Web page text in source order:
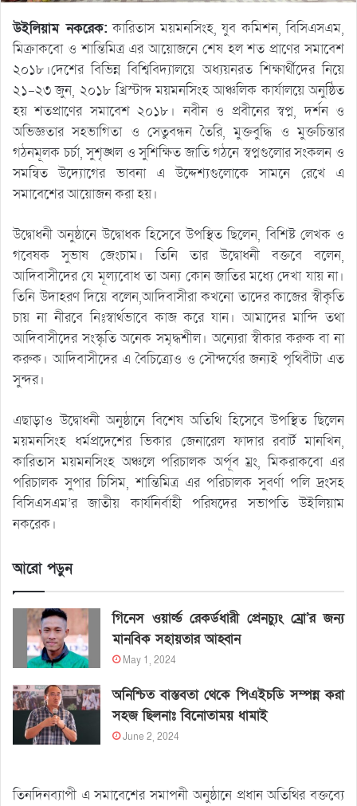
উইলিয়াম নকরেক: কারিতাস ময়মনসিংহ, যুব কমিশন, বিসিএসএম,
মিক্রাকবো ও শান্তিমিত্র এর আয়োজনে শেষ হল শত প্রাণের সমাবেশ
২০১৮।দেশের বিভিন্ন বিশ্বিবিদ্যালয়ে অধ্যয়নরত শিক্ষার্থীদের নিয়ে
২১-২৩ জুন, ২০১৮ খ্রিস্টাব্দ ময়মনসিংহ আঞ্চলিক কার্যালয়ে অনুষ্ঠিত
হয় শতপ্রাণের সমাবেশ ২০১৮। নবীন ও প্রবীনের স্বপ্ন, দর্শন ও
অভিজ্ঞতার সহভাগিতা ও সেতুবন্ধন তৈরি, মুক্তবুদ্ধি ও মুক্তচিন্তার
গঠনমূলক চর্চা, সুশৃঙ্খল ও সুশিক্ষিত জাতি গঠনে স্বপ্নগুলোর সংকলন ও
সমন্বিত উদ্যোগের ভাবনা এ উদ্দেশ্যগুলোকে সামনে রেখে এ
সমাবেশের আয়োজন করা হয়।
উদ্বোধনী অনুষ্ঠানে উদ্বোধক হিসেবে উপস্থিত ছিলেন, বিশিষ্ট লেখক ও
গবেষক সুভাষ জেংচাম। তিনি তার উদ্বোধনী বক্তবে বলেন,
আদিবাসীদের যে মূল্যবোধ তা অন্য কোন জাতির মধ্যে দেখা যায় না।
তিনি উদাহরণ দিয়ে বলেন,আদিবাসীরা কখনো তাদের কাজের স্বীকৃতি
চায় না নীরবে নিঃস্বার্থভাবে কাজ করে যান। আমাদের মান্দি তথা
আদিবাসীদের সংস্কৃতি অনেক সমৃদ্ধশীল। অন্যেরা স্বীকার করুক বা না
করুক। আদিবাসীদের এ বৈচিত্র্যেও ও সৌন্দর্যের জন্যই পৃথিবীটা এত
সুন্দর।
এছাড়াও উদ্বোধনী অনুষ্ঠানে বিশেষ অতিথি হিসেবে উপস্থিত ছিলেন
ময়মনসিংহ ধর্মপ্রদেশের ভিকার জেনারেল ফাদার রবার্ট মানখিন,
কারিতাস ময়মনসিংহ অঞ্চলে পরিচালক অর্পূব ম্রং, মিকরাকবো এর
পরিচালক সুপার চিসিম, শান্তিমিত্র এর পরিচালক সুবর্ণা পলি দ্রংসহ
বিসিএসএম’র জাতীয় কার্যনির্বাহী পরিষদের সভাপতি উইলিয়াম
নকরেক।
আরো পড়ুন
গিনেস ওয়ার্ল্ড রেকর্ডধারী প্রেনচ্যুং ম্রো’র জন্য
মানবিক সহায়তার আহ্বান
May 1, 2024
অনিশ্চিত বাস্তবতা থেকে পিএইচডি সম্পন্ন করা
সহজ ছিলনাঃ বিনোতাময় ধামাই
June 2, 2024
তিনদিনব্যাপী এ সমাবেশের সমাপনী অনুষ্ঠানে প্রধান অতিথির বক্তব্যে